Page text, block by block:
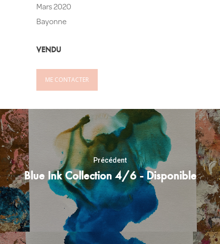
Mars 2020
Bayonne
VENDU
ME CONTACTER
Précédent
Blue Ink Collection 4/6 - Disponible